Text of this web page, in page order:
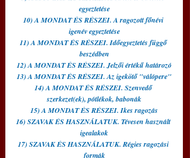
egyeztetése
10) A MONDAT ÉS RÉSZEI. A ragozott főnévi
igenév egyeztetése
11) A MONDAT ÉS RÉSZEI. Időegyeztetés függő
beszédben
12) A MONDAT ÉS RÉSZEI. Jelzői értékű határozó
13) A MONDAT ÉS RÉSZEI. Az igekötő "válópere"
14) A MONDAT ÉS RÉSZEI. Szenvedő
szerkezet(ek), pótlékok, babonák
15) A MONDAT ÉS RÉSZEI. Ikes ragozás
16) SZAVAK ÉS HASZNÁLATUK. Tévesen használt
igealakok
17) SZAVAK ÉS HASZNÁLATUK. Régies ragozási
formák